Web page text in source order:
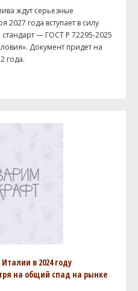
ждут серьезные
2027 года вступает в силу
— ГОСТ Р 72295-2025
Документ придет на
года.
в 2024 году
на общий спад на рынке